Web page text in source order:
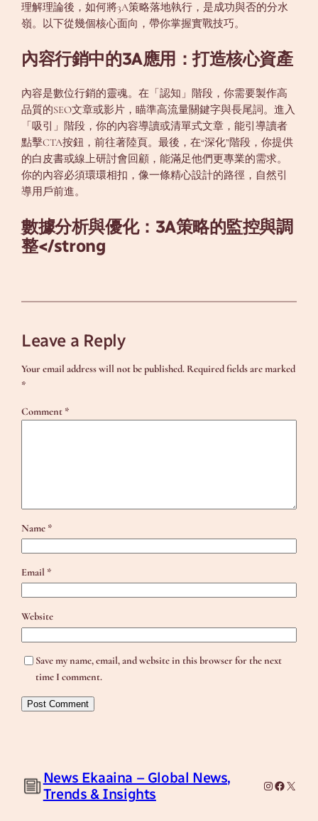
理解理論後，如何將3A策略落地執行，是成功與否的分水
嶺。以下從幾個核心面向，帶你掌握實戰技巧。
內容行銷中的3A應用：打造核心資產
內容是數位行銷的靈魂。在「認知」階段，你需要製作高
品質的SEO文章或影片，瞄準高流量關鍵字與長尾詞。進入
「吸引」階段，你的內容導讀或清單式文章，能引導讀者
點擊CTA按鈕，前往著陸頁。最後，在“深化”階段，你提供
的白皮書或線上研討會回顧，能滿足他們更專業的需求。
你的內容必須環環相扣，像一條精心設計的路徑，自然引
導用戶前進。
數據分析與優化：3A策略的監控與調
整</strong
Leave a Reply
Your email address will not be published. Required fields are marked
*
Comment *
Name *
Email *
Website
Save my name, email, and website in this browser for the next
time I comment.
News Ekaaina – Global News,
Trends & Insights
Instagram
Facebook
X